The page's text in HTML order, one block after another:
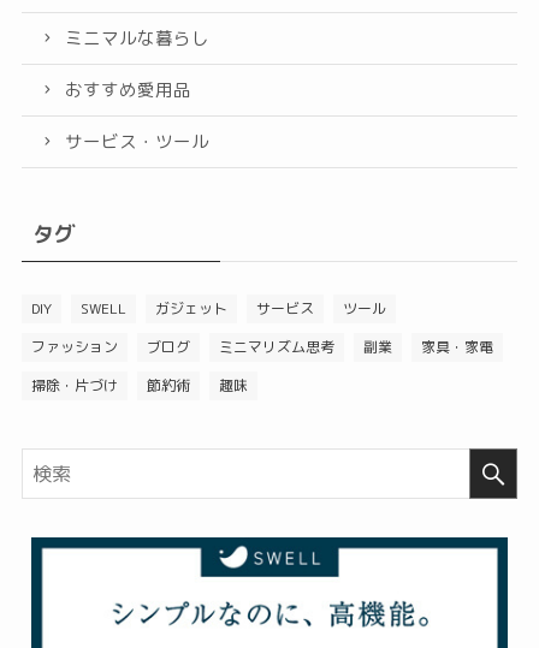
ミニマルな暮らし
おすすめ愛用品
サービス・ツール
タグ
DIY SWELL ガジェット サービス
ツール
ファッション
ブログ ミニマリズム思考 副業
家具・家電
掃除・片づけ
節約術 趣味